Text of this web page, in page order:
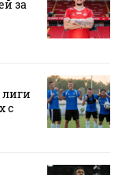
за
лиги
с